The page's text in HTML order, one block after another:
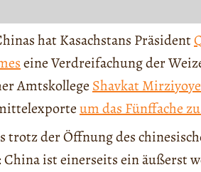
hat Kasachstans Präsident
eine Verdreifachung der
AmtskollegeShavkat
um das Fünffache
trotz der Öffnung des
ist einerseits ein äußerst